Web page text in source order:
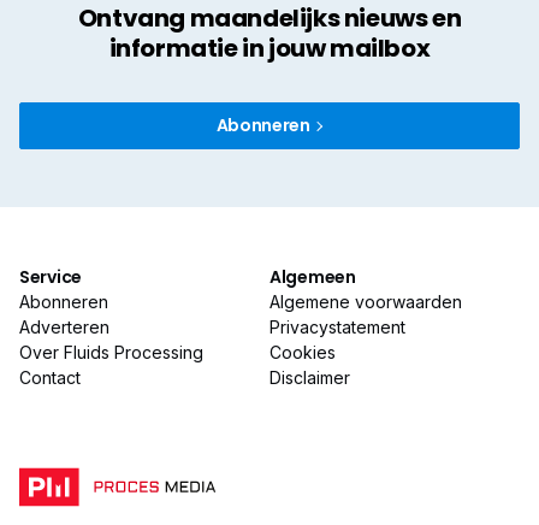
Ontvang maandelijks nieuws en
informatie in jouw mailbox
Abonneren
Service
Abonneren
Adverteren
Over Fluids Processing
Contact
Algemeen
Algemene voorwaarden
Privacystatement
Cookies
Disclaimer